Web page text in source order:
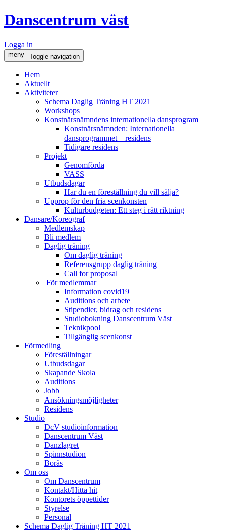
Danscentrum väst
Logga in
meny Toggle navigation
Hem
Aktuellt
Aktiviteter
Schema Daglig Träning HT 2021
Workshops
Konstnärsnämndens internationella dansprogram
Konstnärsnämnden: Internationella
dansprogrammet – residens
Tidigare residens
Projekt
Genomförda
VASS
Utbudsdagar
Har du en föreställning du vill sälja?
Upprop för den fria scenkonsten
Kulturbudgeten: Ett steg i rätt riktning
Dansare/Koreograf
Medlemskap
Bli medlem
Daglig träning
Om daglig träning
Referensgrupp daglig träning
Call for proposal
För medlemmar
Information covid19
Auditions och arbete
Stipendier, bidrag och residens
Studiobokning Danscentrum Väst
Teknikpool
Tillgänglig scenkonst
Förmedling
Föreställningar
Utbudsdagar
Skapande Skola
Auditions
Jobb
Ansökningsmöjligheter
Residens
Studio
DcV studioinformation
Danscentrum Väst
Danzlagret
Spinnstudion
Borås
Om oss
Om Danscentrum
Kontakt/Hitta hit
Kontorets öppettider
Styrelse
Personal
Schema Daglig Träning HT 2021